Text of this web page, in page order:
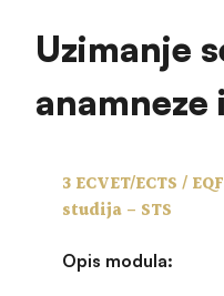
Uzimanje
3 ECVET/ECTS /
studija – STS
Opis modula: